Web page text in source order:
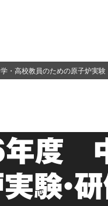
度 中
験・
・高校教員のための原子炉実験